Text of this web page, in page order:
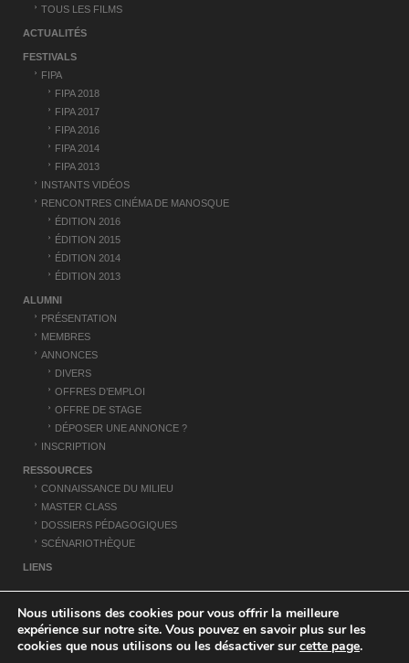
TOUS LES FILMS
ACTUALITÉS
FESTIVALS
FIPA
FIPA 2018
FIPA 2017
FIPA 2016
FIPA 2014
FIPA 2013
INSTANTS VIDÉOS
RENCONTRES CINÉMA DE MANOSQUE
ÉDITION 2016
ÉDITION 2015
ÉDITION 2014
ÉDITION 2013
ALUMNI
PRÉSENTATION
MEMBRES
ANNONCES
DIVERS
OFFRES D’EMPLOI
OFFRE DE STAGE
DÉPOSER UNE ANNONCE ?
INSCRIPTION
RESSOURCES
CONNAISSANCE DU MILIEU
MASTER CLASS
DOSSIERS PÉDAGOGIQUES
SCÉNARIOTHÈQUE
LIENS
POLITIQUE DE CONFIDENTIALITÉ MENTIONS LÉGALES
CONTACT
AIX MARSEILLE UNIVERSITÉ
Nous utilisons des cookies pour vous offrir la meilleure
expérience sur notre site. Vous pouvez en savoir plus sur les
cookies que nous utilisons ou les désactiver surcette page.